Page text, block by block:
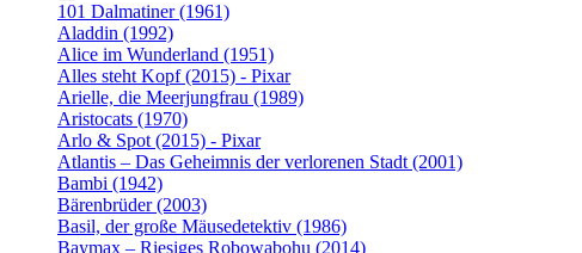
101 Dalmatiner (1961)
Aladdin (1992)
Alice im Wunderland (1951)
Alles steht Kopf (2015) - Pixar
Arielle, die Meerjungfrau (1989)
Aristocats (1970)
Arlo & Spot (2015) - Pixar
Atlantis – Das Geheimnis der verlorenen Stadt (2001)
Bambi (1942)
Bärenbrüder (2003)
Basil, der große Mäusedetektiv (1986)
Baymax – Riesiges Robowabohu (2014)